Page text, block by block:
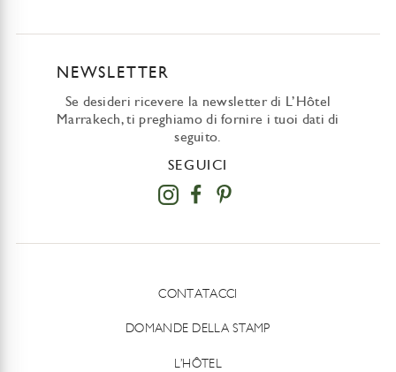
NEWSLETTER
Se desideri ricevere la newsletter di L’Hôtel
Marrakech, ti preghiamo di fornire i tuoi dati di
seguito.
SEGUICI
CONTATACCI
DOMANDE DELLA STAMP
L’HÔTEL